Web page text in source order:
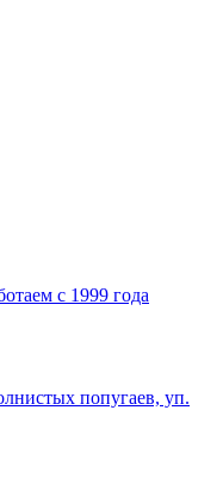
с 1999 года
попугаев, уп.